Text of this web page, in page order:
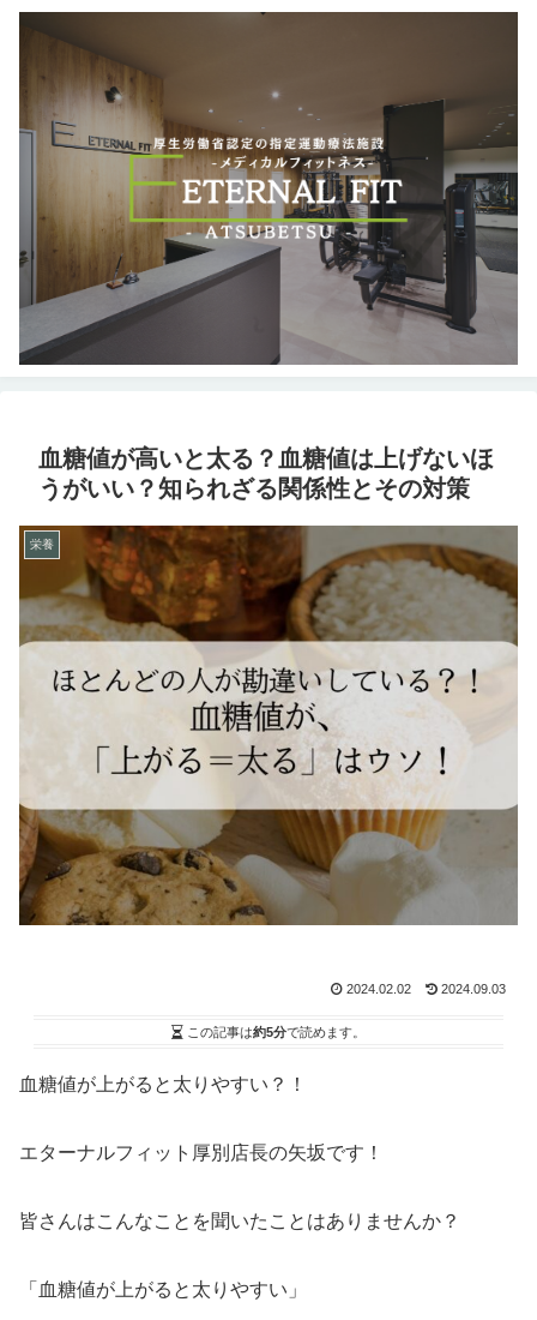
血糖値が高いと太る？血糖値は上げないほ
うがいい？知られざる関係性とその対策
栄養
2024.02.02 2024.09.03
この記事は約5分で読めます。
血糖値が上がると太りやすい？！
エターナルフィット厚別店長の矢坂です！
皆さんはこんなことを聞いたことはありませんか？
「血糖値が上がると太りやすい」